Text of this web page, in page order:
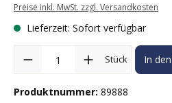
Preise inkl. MwSt. zzgl. Versandkosten
Lieferzeit: Sofort verfügbar
Produkt Anzahl: Gib den
Stück In
Produktnummer: 89888